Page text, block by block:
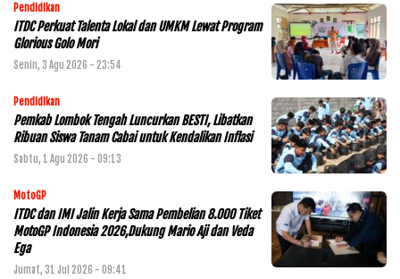
Pendidikan
ITDC Perkuat Talenta Lokal dan UMKM Lewat Program
Glorious Golo Mori
Senin, 3 Agu 2026 - 23:54
Pendidikan
Pemkab Lombok Tengah Luncurkan BESTI, Libatkan
Ribuan Siswa Tanam Cabai untuk Kendalikan Inflasi
Sabtu, 1 Agu 2026 - 09:13
MotoGP
ITDC dan IMI Jalin Kerja Sama Pembelian 8.000 Tiket
MotoGP Indonesia 2026,Dukung Mario Aji dan Veda
Ega
Jumat, 31 Jul 2026 - 09:41